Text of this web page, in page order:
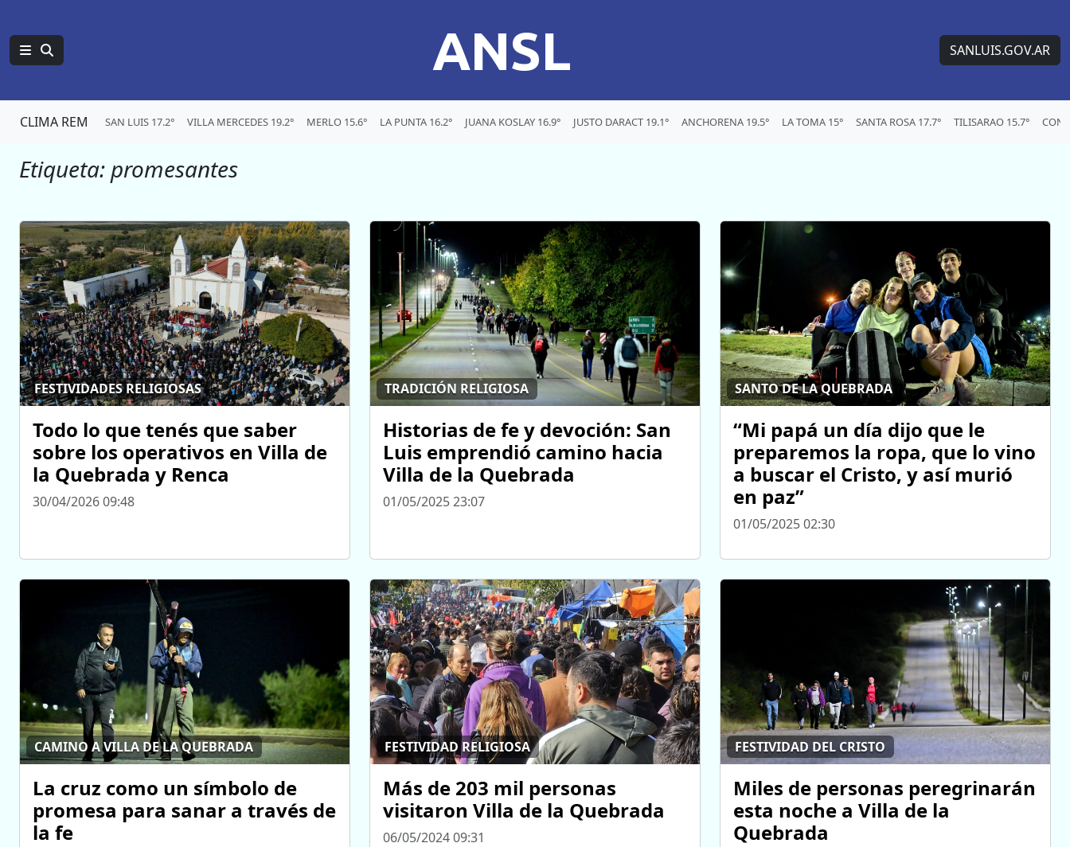
ANSL SANLUIS.GOV.AR
CLIMA REM SAN LUIS 17.2° VILLA MERCEDES 19.2° MERLO 15.6° LA PUNTA 16.2° JUANA KOSLAY 16.9° JUSTO DARACT 19.1° ANCHORENA 19.5° LA TOMA 15° SANTA ROSA 17.7° TILISARAO 15.7°
Etiqueta: promesantes
FESTIVIDADES RELIGIOSAS
Todo lo que tenés que saber
sobre los operativos en Villa de
la Quebrada y Renca
30/04/2026 09:48
TRADICIÓN RELIGIOSA
Historias de fe y devoción: San
Luis emprendió camino hacia
Villa de la Quebrada
01/05/2025 23:07
SANTO DE LA QUEBRADA
“Mi papá un día dijo que le
preparemos la ropa, que lo vino
a buscar el Cristo, y así murió
en paz”
01/05/2025 02:30
CAMINO A VILLA DE LA QUEBRADA
La cruz como un símbolo de
promesa para sanar a través de
la fe
FESTIVIDAD RELIGIOSA
Más de 203 mil personas
visitaron Villa de la Quebrada
06/05/2024 09:31
FESTIVIDAD DEL CRISTO
Miles de personas peregrinarán
esta noche a Villa de la
Quebrada